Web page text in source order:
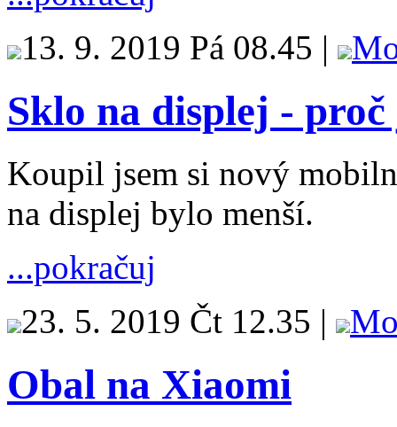
13. 9. 2019 Pá 08.45 |
Sklo na displej - proč
Koupil jsem si nový
na displej bylo menší.
...pokračuj
23. 5. 2019 Čt 12.35 |
Obal na Xiaomi